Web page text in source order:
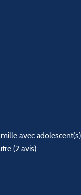
avec adolescent(s)
(2 avis)